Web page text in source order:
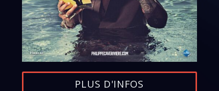
PLUS D'INFOS